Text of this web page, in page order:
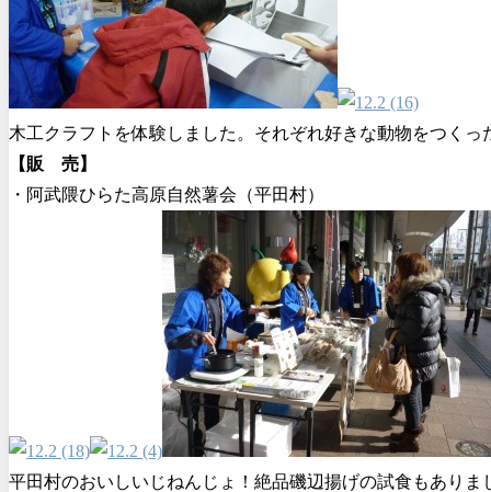
木工クラフトを体験しました。それぞれ好きな動物をつくっ
【販 売】
・阿武隈ひらた高原自然薯会（平田村）
平田村のおいしいじねんじょ！絶品磯辺揚げの試食もありま